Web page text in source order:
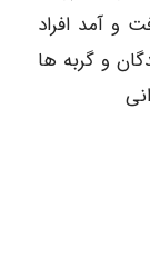
و آمد افراد
و گربه ها